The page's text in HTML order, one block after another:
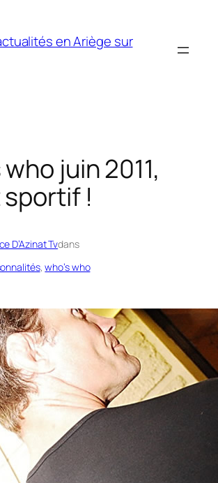
en Ariège sur
who juin 2011,
!
D’Azinat Tvdans
, who’s who